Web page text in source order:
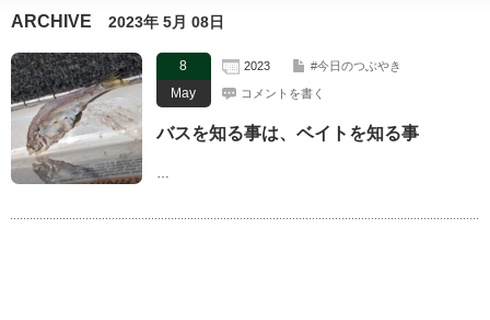
ARCHIVE 2023年 5月 08日
8
May
2023 #今日のつぶやき
コメントを書く
バスを知る事は、ベイトを知る事
…